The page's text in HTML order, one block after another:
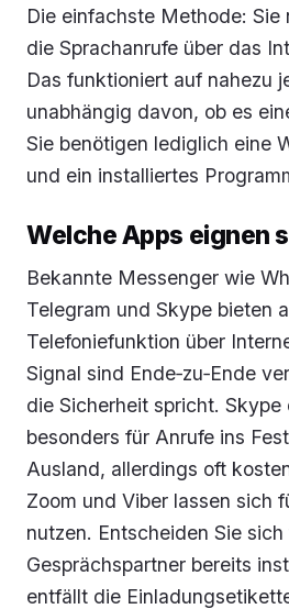
Die einfachste Methode: Sie
die Sprachanrufe über das
Das funktioniert auf nahezu
unabhängig davon, ob es
Sie benötigen lediglich eine
und ein installiertes
Welche Apps eignen
Bekannte Messenger wie
Telegram und Skype bieten
Telefoniefunktion über
Signal sind Ende‑zu‑Ende
die Sicherheit spricht. Skype
besonders für Anrufe ins
Ausland, allerdings oft
Zoom und Viber lassen sich
nutzen. Entscheiden Sie
Gesprächspartner bereits
entfällt die